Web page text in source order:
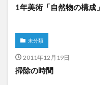
1年美術「自然物の構成」
未分類
2011年12月19日
掃除の時間